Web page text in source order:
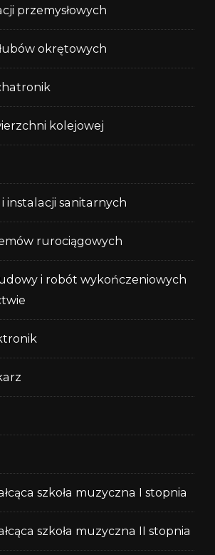
przemysłowych
okrętowych
kolejowej
instalacji sanitarnych
rurociągowych
i robót wykończeniowych
szkoła muzyczna I stopnia
szkoła muzyczna II stopnia